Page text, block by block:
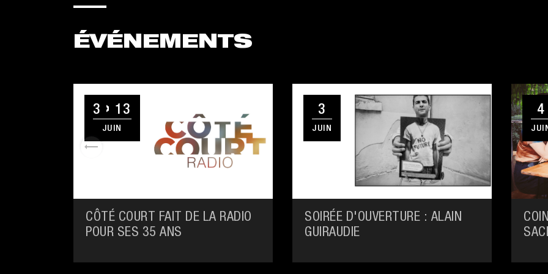
ÉVÉNEMENTS
3 13
JUIN
CÔTÉ COURT FAIT DE LA RADIO
POUR SES 35 ANS
3
JUIN
SOIRÉE D'OUVERTURE : ALAIN
GUIRAUDIE
4